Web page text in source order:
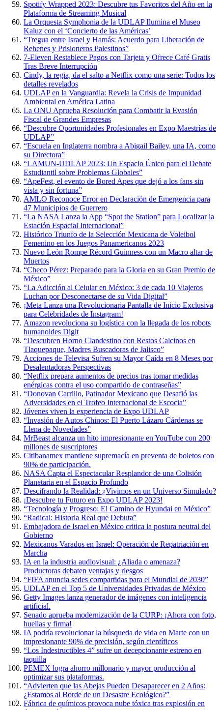
Spotify Wrapped 2023: Descubre tus Favoritos del Año en la
Plataforma de Streaming Musical
La Orquesta Symphonia de la UDLAP Ilumina el Museo
Kaluz con el ‘Concierto de las Américas’
“Tregua entre Israel y Hamás: Acuerdo para Liberación de
Rehenes y Prisioneros Palestinos”
7-Eleven Restablece Pagos con Tarjeta y Ofrece Café Gratis
Tras Breve Interrupción
Cindy, la regia, da el salto a Netflix como una serie: Todos los
detalles revelados
UDLAP en la Vanguardia: Revela la Crisis de Impunidad
Ambiental en América Latina
La ONU Aprueba Resolución para Combatir la Evasión
Fiscal de Grandes Empresas
“Descubre Oportunidades Profesionales en Expo Maestrías de
UDLAP”
“Escuela en Inglaterra nombra a Abigail Bailey, una IA, como
su Directora”
“LAMUN-UDLAP 2023: Un Espacio Único para el Debate
Estudiantil sobre Problemas Globales”
“ApeFest, el evento de Bored Apes que dejó a los fans sin
vista y sin fortuna”
AMLO Reconoce Error en Declaración de Emergencia para
47 Municipios de Guerrero
“La NASA Lanza la App “Spot the Station” para Localizar la
Estación Espacial Internacional”
Histórico Triunfo de la Selección Mexicana de Voleibol
Femenino en los Juegos Panamericanos 2023
Nuevo León Rompe Récord Guinness con un Macro altar de
Muertos
“Checo Pérez: Preparado para la Gloria en su Gran Premio de
México”
“La Adicción al Celular en México: 3 de cada 10 Viajeros
Luchan por Desconectarse de su Vida Digital”
¡Meta Lanza una Revolucionaria Pantalla de Inicio Exclusiva
para Celebridades de Instagram!
Amazon revoluciona su logística con la llegada de los robots
humanoides Digit
“Descubren Horno Clandestino con Restos Calcinos en
Tlaquepaque, Madres Buscadoras de Jalisco”
Acciones de Televisa Sufren su Mayor Caída en 8 Meses por
Desalentadoras Perspectivas
“Netflix prepara aumentos de precios tras tomar medidas
enérgicas contra el uso compartido de contraseñas”
“Donovan Carrillo, Patinador Mexicano que Desafió las
Adversidades en el Trofeo Internacional de Escocia”
Jóvenes viven la experiencia de Expo UDLAP
“Invasión de Autos Chinos: El Puerto Lázaro Cárdenas se
Llena de Novedades”
MrBeast alcanza un hito impresionante en YouTube con 200
millones de suscriptores
Citibanamex mantiene supremacía en preventa de boletos con
90% de participación.
NASA Capta el Espectacular Resplandor de una Colisión
Planetaria en el Espacio Profundo
Descifrando la Realidad: ¿Vivimos en un Universo Simulado?
¡Descubre tu Futuro en Expo UDLAP 2023!
“Tecnología y Progreso: El Camino de Hyundai en México”
“Radical: Historia Real que Debuta”
Embajadora de Israel en México critica la postura neutral del
Gobierno
Mexicanos Varados en Israel: Operación de Repatriación en
Marcha
IA en la industria audiovisual: ¿Aliada o amenaza?
Productoras debaten ventajas y riesgos
“FIFA anuncia sedes compartidas para el Mundial de 2030”
UDLAP en el Top 5 de Universidades Privadas de México
Getty Images lanza generador de imágenes con inteligencia
artificial.
Senado aprueba modernización de la CURP: ¡Ahora con foto,
huellas y firma!
IA podría revolucionar la búsqueda de vida en Marte con un
impresionante 90% de precisión, según científicos
“Los Indestructibles 4” sufre un decepcionante estreno en
taquilla
PEMEX logra ahorro millonario y mayor producción al
optimizar sus plataformas.
“Advierten que las Abejas Pueden Desaparecer en 2 Años:
¿Estamos al Borde de un Desastre Ecológico?”
Fábrica de químicos provoca nube tóxica tras explosión en